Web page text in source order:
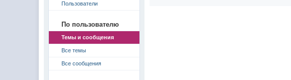
Пользователи
По пользователю
Темы и сообщения
Все темы
Все сообщения